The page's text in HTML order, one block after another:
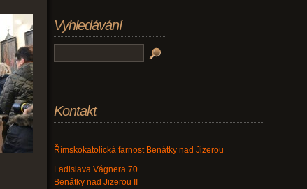
Vyhledávání
Kontakt
Římskokatolická farnost Benátky nad Jizerou
Ladislava Vágnera 70
Benátky nad Jizerou II